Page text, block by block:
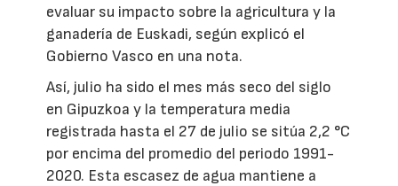
evaluar su impacto sobre la agricultura y la
ganadería de Euskadi, según explicó el
Gobierno Vasco en una nota.
Así, julio ha sido el mes más seco del siglo
en Gipuzkoa y la temperatura media
registrada hasta el 27 de julio se sitúa 2,2 °C
por encima del promedio del periodo 1991-
2020. Esta escasez de agua mantiene a